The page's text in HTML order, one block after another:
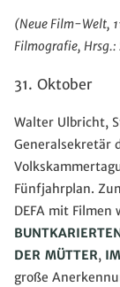
(Neue Film-Welt,
Filmografie, Hrsg.:
31. Oktober
Walter Ulbricht,
Generalsekretär
Fünfjahrplan.
DEFA mit Filmen
DER MÜTTER,
große